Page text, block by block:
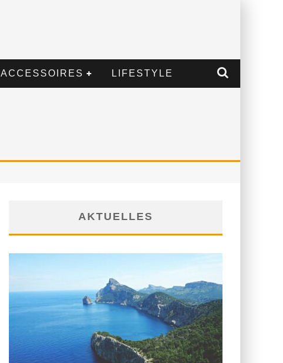
ACCESSOIRES LIFESTYLE
AKTUELLES